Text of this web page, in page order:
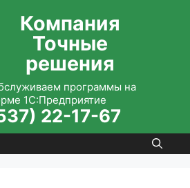
Компания
Точные
решения
программы на
1С:Предприятие
22-17-67